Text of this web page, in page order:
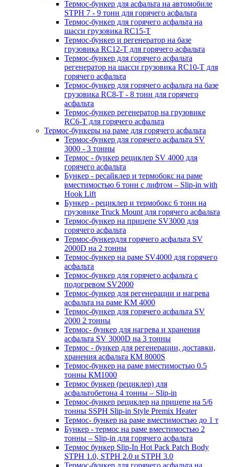
Термос-бункер для асфальта на автомобиле
STPH 7 - 9 тонн для горячего асфальта
Термос-бункер для горячего асфальта на
шасси грузовика RC15-T
Термос-бункер и регенератор на базе
грузовика RC12-T для горячего асфальта
Термос-бункер для горячего асфальта
регенератор на шасси грузовика RC10-T для
горячего асфальта
Термос-бункер для горячего асфальта на базе
грузовика RC8-T - 8 тонн для горячего
асфальта
Термос-бункер регенератор на грузовикe
RC6-T для горячего асфальта
Термос-бункеры на раме для горячего асфальта
Термос-бункер для горячего асфальта SV
3000 - 3 тонны
Термос - бункер рециклер SV 4000 для
горячего асфальта
Бункер - ресайклер и термобокс на раме
вместимостью 6 тонн с лифтом – Slip-in with
Hook Lift
Бункер - рециклер и термобокс 6 тонн на
грузовике Truck Mount для горячего асфальта
Термос-бункер на прицепе SV3000 для
горячего асфальта
Термос-бункердля горячего асфальта SV
2000D на 2 тонны
Термос-бункер на раме SV4000 для горячего
асфальта
Термос-бункер для горячего асфальта с
подогревом SV2000
Термос-бункер для регенерации и нагрева
асфальта на раме KM 4000
Термос-бункер для горячего асфальта SV
2000 2 тонны
Термос- бункер для нагрева и хранения
асфальта SV 3000D на 3 тонны
Термос - бункер для регенерации, доставки,
хранения асфальта КМ 8000S
Термос-бункер на раме вместимостью 0.5
тонны КМ1000
Термос бункер (рециклер) для
асфальтобетона 4 тонны – Slip-in
Термос-бункер рециклер на прицепе на 5/6
тонны SSPH Slip-in Style Premix Heater
Термос- бункер на раме вместимостью до 1 т
Бункер - термос на раме вместимостью 2
тонны – Slip-in для горячего асфальта
Термос бункер Slip-In Hot Pack Patch Body
STPH 1.0, STPH 2.0 и STPH 3.0
Термос-бункер для горячего асфальта на